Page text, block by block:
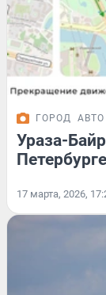
ГОРОД АВТО
Ураза-
Петербурге
17 марта, 2026,